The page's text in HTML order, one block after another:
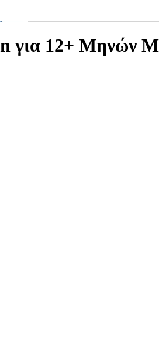
για 12+ Μηνών